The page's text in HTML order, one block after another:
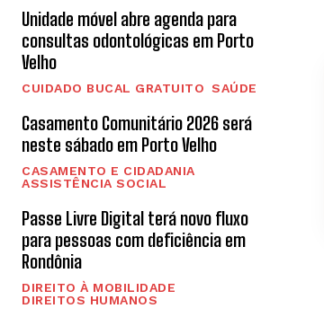
Unidade móvel abre agenda para
consultas odontológicas em Porto
Velho
CUIDADO BUCAL GRATUITO SAÚDE
Casamento Comunitário 2026 será
neste sábado em Porto Velho
CASAMENTO E CIDADANIA
ASSISTÊNCIA SOCIAL
Passe Livre Digital terá novo fluxo
para pessoas com deficiência em
Rondônia
DIREITO À MOBILIDADE
DIREITOS HUMANOS